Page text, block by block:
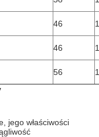
46
46
56
jego właściwości